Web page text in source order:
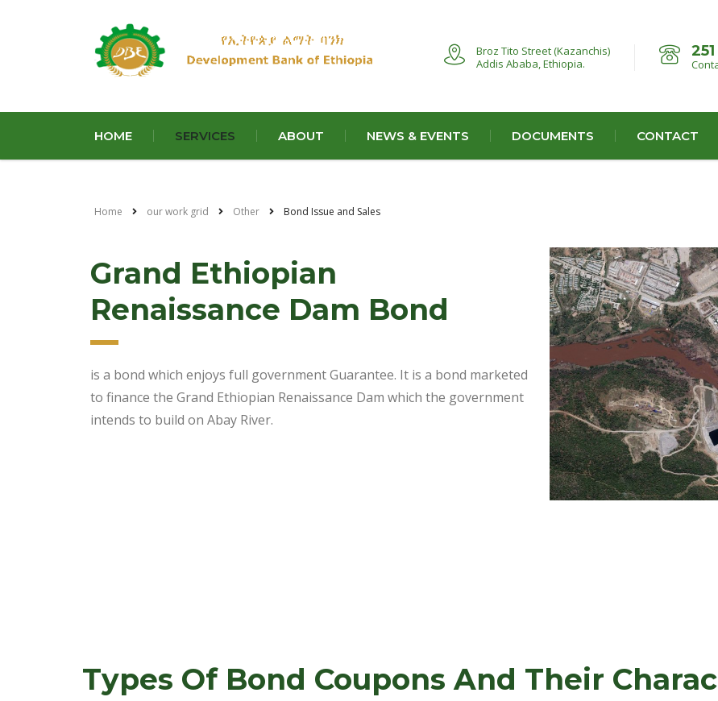
Broz Tito Street (Kazanchis)
Addis Ababa, Ethiopia.
HOME SERVICES ABOUT NEWS & EVENTS DOCUMENTS CONTACT
Home our work grid Other Bond Issue and Sales
Grand Ethiopian
Renaissance Dam Bond
is a bond which enjoys full government Guarantee. It is a bond marketed
to finance the Grand Ethiopian Renaissance Dam which the government
intends to build on Abay River.
Types Of Bond Coupons And Their